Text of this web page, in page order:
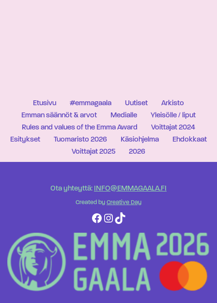
Etusivu #emmagaala Uutiset
Arkisto
Emman säännöt & arvot
Medialle
Yleisölle / liput
Rules and values of the Emma Award
Voittajat 2024
Esitykset
Tuomaristo 2026 Käsiohjelma
Ehdokkaat
Voittajat 2025
2026
Ota yhteyttä: INFO@EMMAGAALA.FI
Created by Creative Day